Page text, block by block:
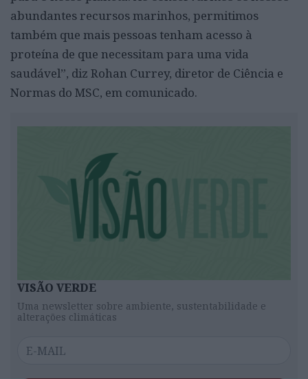
abundantes recursos marinhos, permitimos
também que mais pessoas tenham acesso à
proteína de que necessitam para uma vida
saudável”, diz Rohan Currey, diretor de Ciência e
Normas do MSC, em comunicado.
VISÃO VERDE
Uma newsletter sobre ambiente, sustentabilidade e
alterações climáticas